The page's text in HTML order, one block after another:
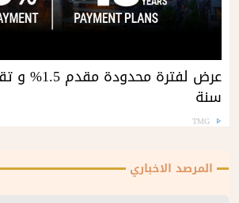
سنة
TMG
المرصد الاخباري